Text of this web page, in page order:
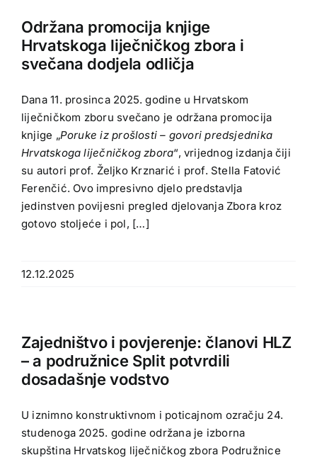
Održana promocija knjige
Hrvatskoga liječničkog zbora i
svečana dodjela odličja
Dana 11. prosinca 2025. godine u Hrvatskom
liječničkom zboru svečano je održana promocija
knjige „Poruke iz prošlosti – govori predsjednika
Hrvatskoga liječničkog zbora“, vrijednog izdanja čiji
su autori prof. Željko Krznarić i prof. Stella Fatović
Ferenčić. Ovo impresivno djelo predstavlja
jedinstven povijesni pregled djelovanja Zbora kroz
gotovo stoljeće i pol, […]
12.12.2025
Zajedništvo i povjerenje: članovi HLZ
– a podružnice Split potvrdili
dosadašnje vodstvo
U iznimno konstruktivnom i poticajnom ozračju 24.
studenoga 2025. godine održana je izborna
skupština Hrvatskog liječničkog zbora Podružnice